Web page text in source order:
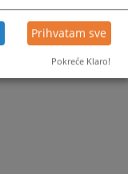
Prihvatam sve
Pokreće Klaro!